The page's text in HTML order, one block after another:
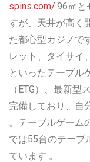
spins.com/.96㎡と
すが、天井が高く
た都心型カジノで
レット、タイサイ
といったテーブル
（ETG）、最新
完備しており、自
。テーブルゲーム
では55台のテーブ
ています 。